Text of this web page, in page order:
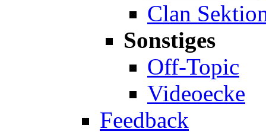
Clan
Sonstiges
Off-Topic
Videoecke
Feedback